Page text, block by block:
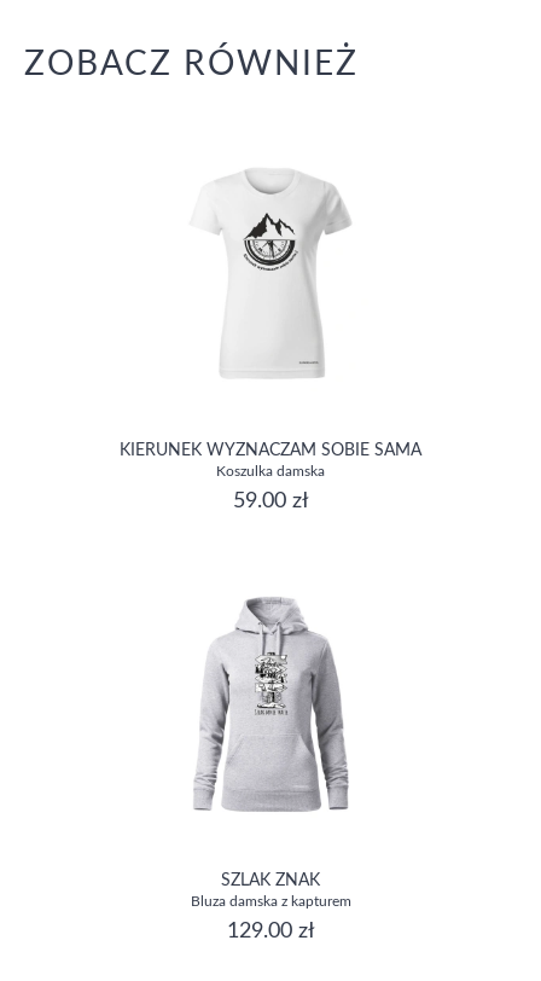
ZOBACZ RÓWNIEŻ
KIERUNEK WYZNACZAM SOBIE SAMA
Koszulka damska
59.00 zł
SZLAK ZNAK
Bluza damska z kapturem
129.00 zł